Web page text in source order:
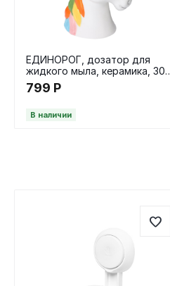
ЕДИНОРОГ, дозатор для
жидкого мыла, керамика, 300
мл, разноцветный
799 Р
В наличии